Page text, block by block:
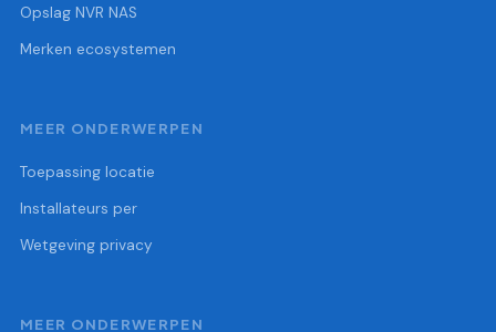
Opslag NVR NAS
Merken ecosystemen
MEER ONDERWERPEN
Toepassing locatie
Installateurs per
Wetgeving privacy
MEER ONDERWERPEN